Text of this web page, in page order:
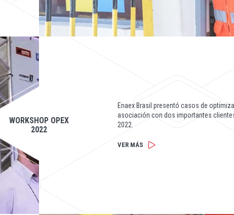
WORKSHOP OPEX
2022
Enaex Brasil presentó casos de
asociación con dos importantes
2022.
VER MÁS